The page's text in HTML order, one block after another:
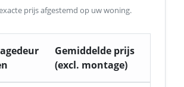
prijs afgestemd op uw woning.
Gemiddelde prijs
(excl. montage)